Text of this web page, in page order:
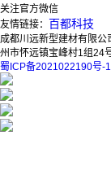
关注官方微信
友情链接： 百都科技
成都川远新型建材有限
州市怀远镇宝峰村1组24
蜀ICP备2021022190号-1